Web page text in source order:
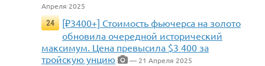
Апреля 2025
24
[₽3400+] Стоимость фьючерса на золото
обновила очередной исторический
максимум. Цена превысила $3 400 за
тройскую унцию
— 21 Апреля 2025